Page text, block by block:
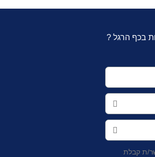
בכף הרגל ?
ת קבלת